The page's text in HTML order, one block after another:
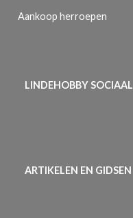
Aankoop herroepen
LINDEHOBBY SOCIAAL
ARTIKELEN EN GIDSEN